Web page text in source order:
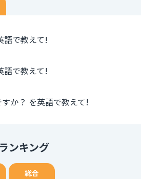
語で教えて!
語で教えて!
か？ を英語で教えて!
ンキング
総合